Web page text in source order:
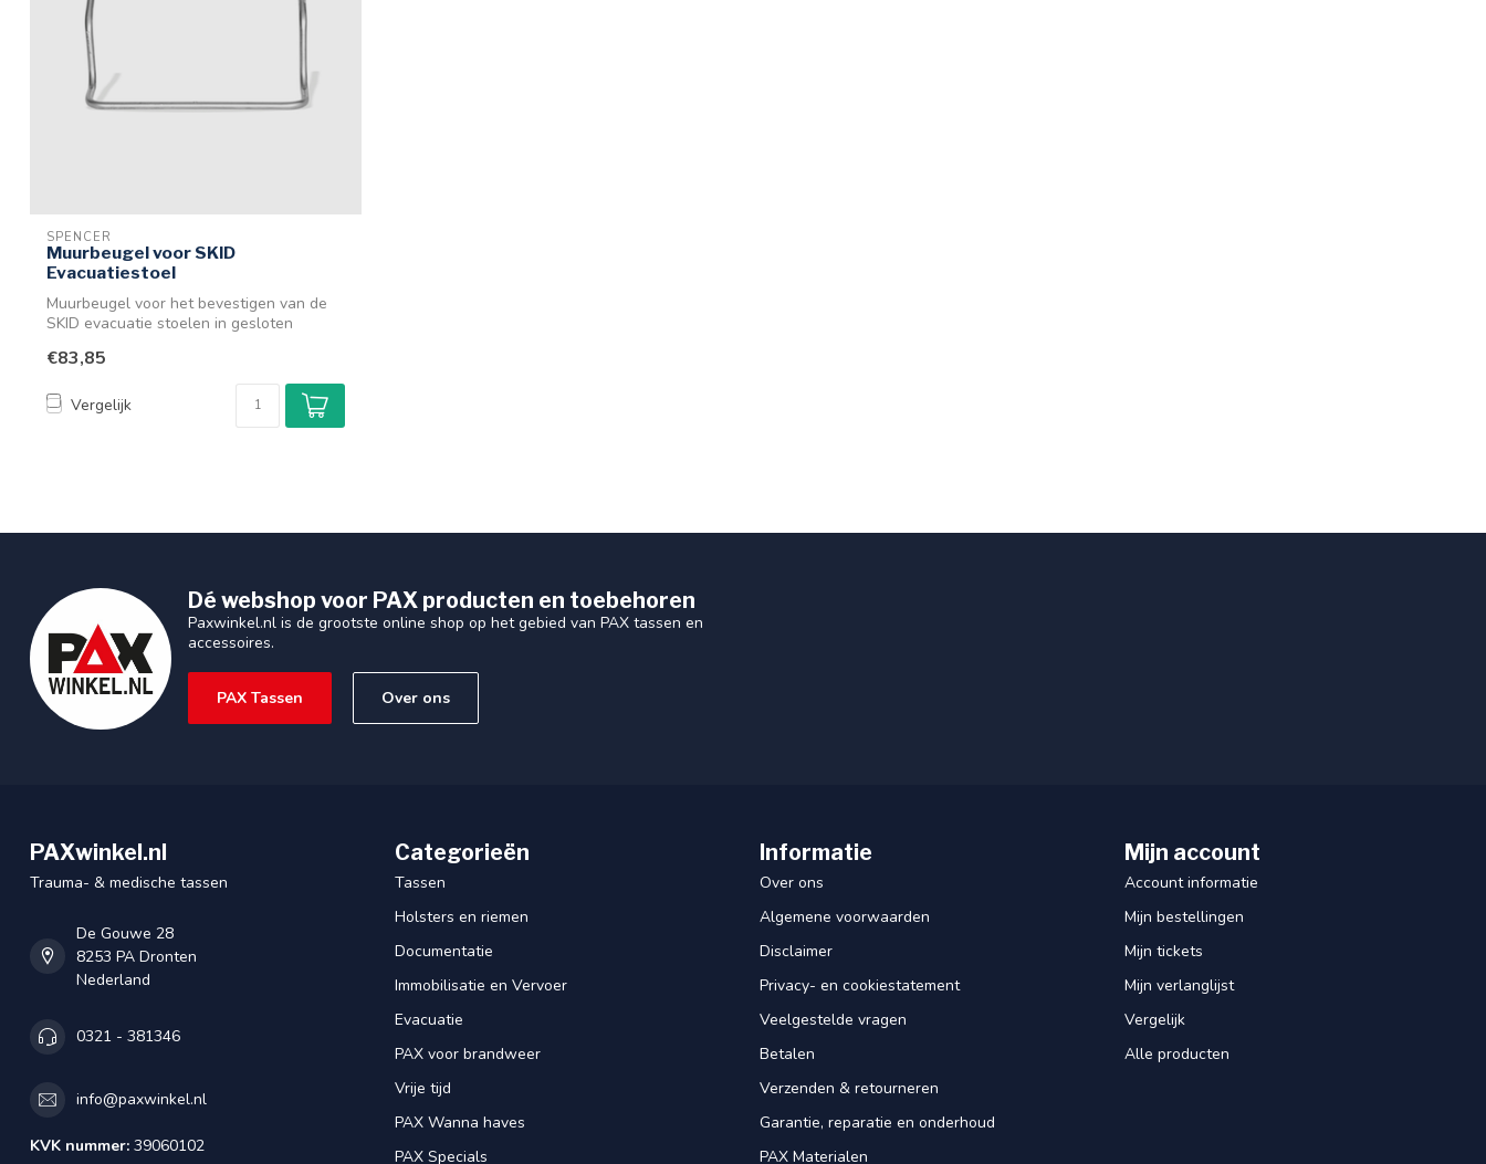
SPENCER
Muurbeugel voor SKID
Evacuatiestoel
Muurbeugel voor het bevestigen van de
SKID evacuatie stoelen in gesloten
€83,85
Vergelijk
Dé webshop voor PAX producten en toebehoren
Paxwinkel.nl is de grootste online shop op het gebied van PAX tassen en
accessoires.
PAX Tassen Over ons
PAXwinkel.nl
Trauma- & medische tassen
De Gouwe 28
8253 PA Dronten
Nederland
0321 - 381346
info@paxwinkel.nl
KVK nummer: 39060102
Categorieën
Tassen
Holsters en riemen
Documentatie
Immobilisatie en Vervoer
Evacuatie
PAX voor brandweer
Vrije tijd
PAX Wanna haves
PAX Specials
Informatie
Over ons
Algemene voorwaarden
Disclaimer
Privacy- en cookiestatement
Veelgestelde vragen
Betalen
Verzenden & retourneren
Garantie, reparatie en onderhoud
PAX Materialen
Mijn account
Account informatie
Mijn bestellingen
Mijn tickets
Mijn verlanglijst
Vergelijk
Alle producten